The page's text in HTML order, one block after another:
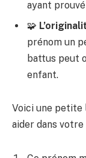
ayant
🧩
prénom un
battus peut
enfant.
Voici une petite
aider dans votre